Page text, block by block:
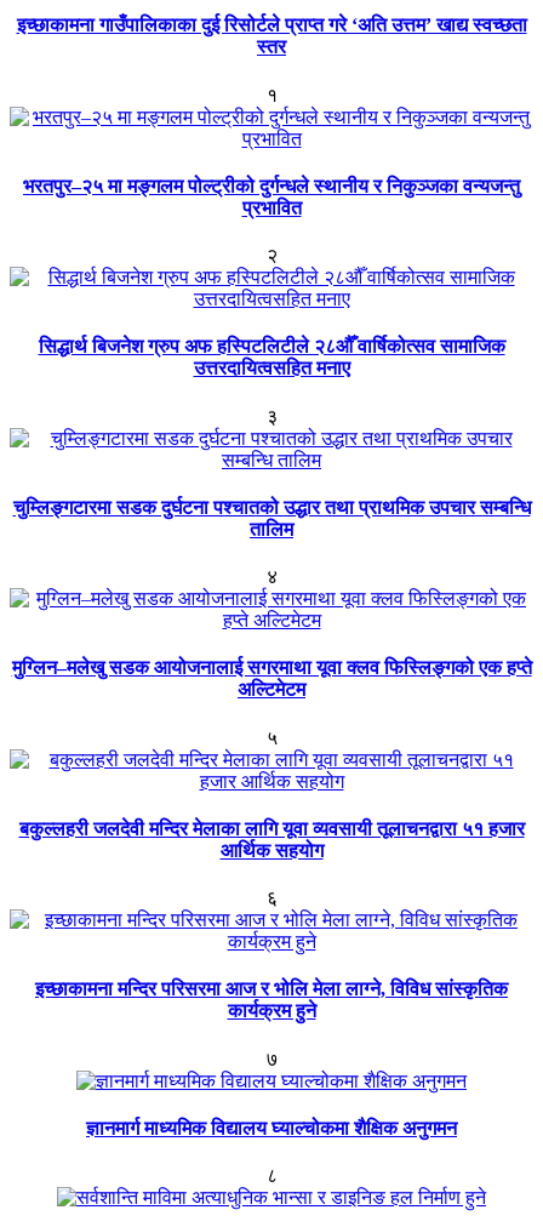
इच्छाकामना गाउँपालिकाका दुई रिसोर्टले प्राप्त गरे ‘अति उत्तम’ खाद्य स्वच्छता
स्तर
१
भरतपुर–२५ मा मङ्गलम पोल्ट्रीको दुर्गन्धले स्थानीय र निकुञ्जका वन्यजन्तु
प्रभावित
२
सिद्धार्थ बिजनेश ग्रुप अफ हस्पिटलिटीले २८औँ वार्षिकोत्सव सामाजिक
उत्तरदायित्वसहित मनाए
३
चुम्लिङ्गटारमा सडक दुर्घटना पश्चातको उद्धार तथा प्राथमिक उपचार सम्बन्धि
तालिम
४
मुग्लिन–मलेखु सडक आयोजनालाई सगरमाथा यूवा क्लव फिस्लिङ्गको एक हप्ते
अल्टिमेटम
५
बकुल्लहरी जलदेवी मन्दिर मेलाका लागि यूवा व्यवसायी तूलाचनद्वारा ५१ हजार
आर्थिक सहयोग
६
इच्छाकामना मन्दिर परिसरमा आज र भोलि मेला लाग्ने, विविध सांस्कृतिक
कार्यक्रम हुने
७
ज्ञानमार्ग माध्यमिक विद्यालय घ्याल्चोकमा शैक्षिक अनुगमन
८